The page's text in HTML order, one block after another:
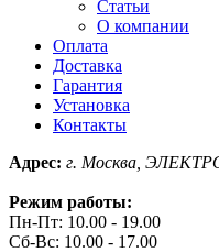
Статьи
О компании
Оплата
Доставка
Гарантия
Установка
Контакты
Адрес: г. Москва,
Режим работы:
Пн-Пт: 10.00 - 19.00
Сб-Вс: 10.00 - 17.00